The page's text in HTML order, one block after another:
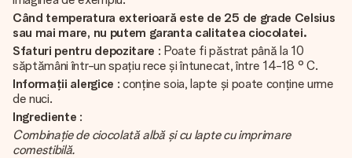
Când temperatura exterioară este de 25 de grade Celsius
sau mai mare, nu putem garanta calitatea ciocolatei.
Sfaturi pentru depozitare : Poate fi păstrat până la 10
săptămâni într-un spațiu rece și întunecat, între 14-18 ° C.
Informații alergice : conține soia, lapte și poate conține urme
de nuci.
Ingrediente :
Combinație de ciocolată albă și cu lapte cu imprimare
comestibilă.